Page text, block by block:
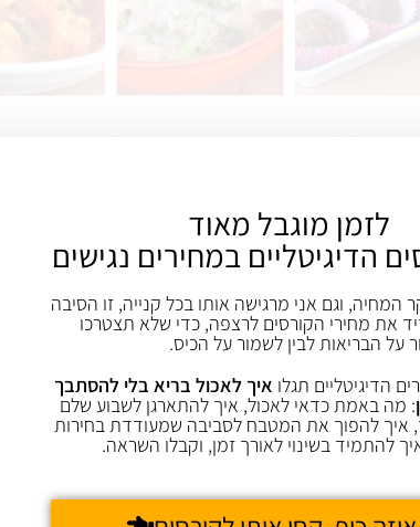
ערכה דיגיטלית?
להוריד למחשב ולחזור ולהשתמש
רגע נתון (סה"כ 186 עמודים) (210 עמודים כולל בונוסים),
מרוב אפשרויות לגיוון, לא חסר כלום
הכל הרבה יותר פשוט וקל להתמיד.
לזמן מוגבל מאוד
הדיגיטליים במחירים נגישים
המחיה, וגם אני מרגישה אותו בכל קנייה, זו הסיבה
את מחירי הקורסים לרצפה, כדי שלא תצטרכו
על הבריאות לבין לשמור על הכיס.
הדיגיטליים תגלו איך לאכול בריא בלי להסתבך
: מה באמת כדאי לאכול, איך להתארגן לשבוע שלם
איך להפוך את המטבח לסביבה שמעודדת בחירות
להתמיד בשינוי לאורך זמן, וקבלו השראה.